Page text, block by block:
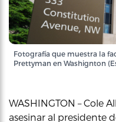
Fotografía que muestra la
Prettyman en Washignton
WASHINGTON – Cole
asesinar al presidente